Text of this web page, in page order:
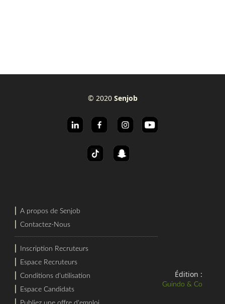
© 2020 Senjob
A propos de Senjob
Contactez-Nous
Inscription Recruteurs
Espace Recruteurs
Conditions d'utilisation
Espace Candidats
Édition :
Guindo & Co